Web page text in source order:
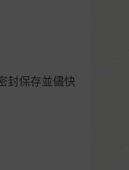
封保存並儘快